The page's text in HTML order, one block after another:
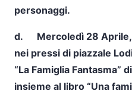
personaggi.
d. Mercoledì 28 Aprile
nei pressi di piazzale
“La Famiglia Fantasma”
insieme al libro “Una